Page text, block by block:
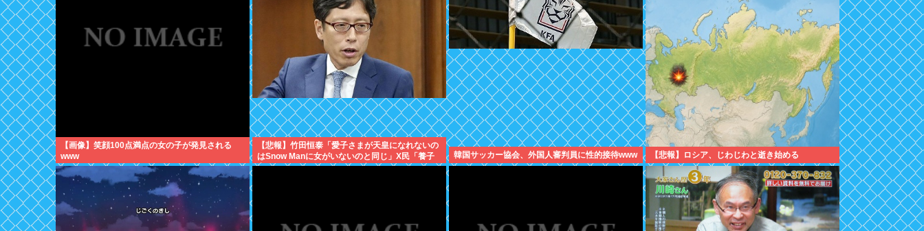
【画像】笑顔100点満点の女の子が発見される
www
【悲報】竹田恒泰「愛子さまが天皇になれないの
はSnow Manに女がいないのと同じ」X民「養子
案はSnow Manに竹田恒泰が入るようなもの」
韓国サッカー協会、外国人審判員に性的接待www 【悲報】ロシア、じわじわと逝き始める